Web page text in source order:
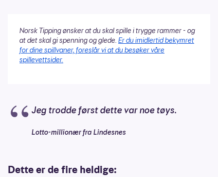
Norsk Tipping ønsker at du skal spille i trygge rammer - og
at det skal gi spenning og glede. Er du imidlertid bekymret
for dine spillvaner, foreslår vi at du besøker våre
spillevettsider.
Jeg trodde først dette var noe tøys.
Lotto-millionær fra Lindesnes
Dette er de fire heldige: